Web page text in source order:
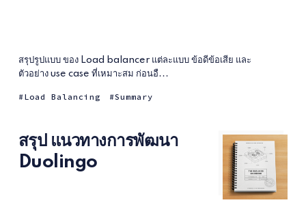
สรุปรูปแบบ ของ Load balancer แต่ละแบบ ข้อดีข้อเสีย และ
ตัวอย่าง use case ที่เหมาะสม ก่อนอื...
Load Balancing Summary
สรุป แนวทางการพัฒนา
Duolingo